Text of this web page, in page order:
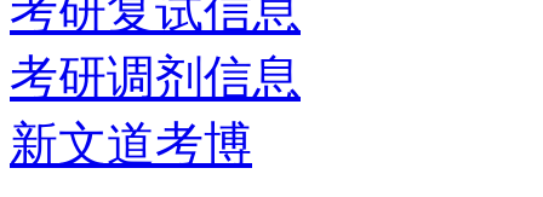
考研复试信息
考研调剂信息
新文道考博